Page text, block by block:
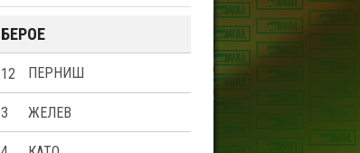
БЕРОЕ
12 ПЕРНИШ
3 ЖЕЛЕВ